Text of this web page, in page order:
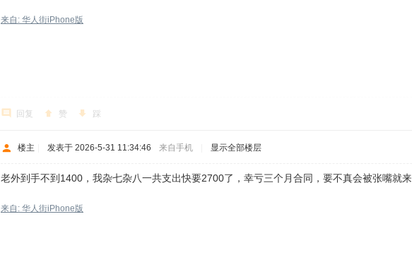
来自: 华人街iPhone版
回复 赞 踩
楼主 发表于 2026-5-31 11:34:46 来自手机 显示全部楼层
老外到手不到1400，我杂七杂八一共支出快要2700了，幸亏三个月合同，要不真会被张嘴就
来自: 华人街iPhone版